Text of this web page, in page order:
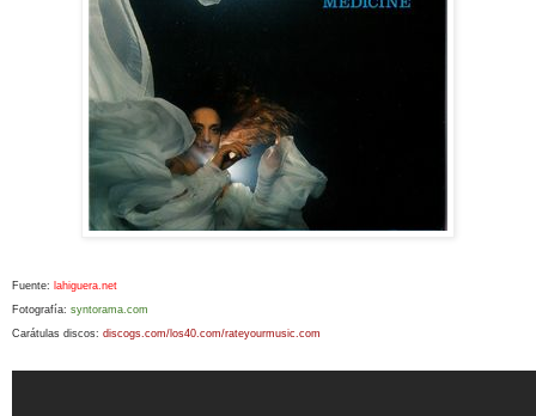
Fuente: lahiguera.net
Fotografía: syntorama.com
Carátulas discos: discogs.com/ los40.com/rateyourmusic.com